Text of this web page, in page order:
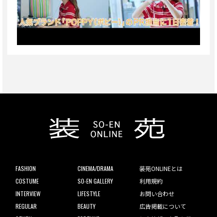
FASHION
COSTUME
INTERVIEW
REGULAR
CINEMA/DRAMA
SO-EN GALLERY
LIFESTYLE
BEAUTY
装苑ONLINEとは
利用規約
お問い合わせ
広告掲載について